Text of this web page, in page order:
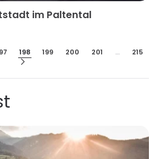
im Paltental
198 199 200 201 … 215